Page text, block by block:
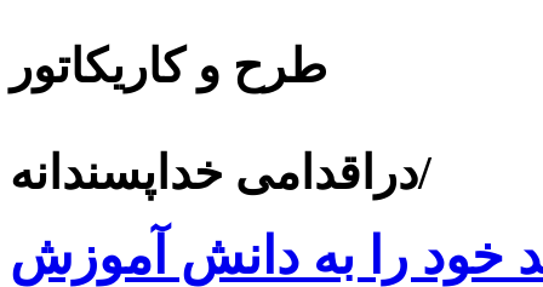
طرح و کاریکاتور
دراقدامی خداپسندانه/
خود را به دانش آموزش